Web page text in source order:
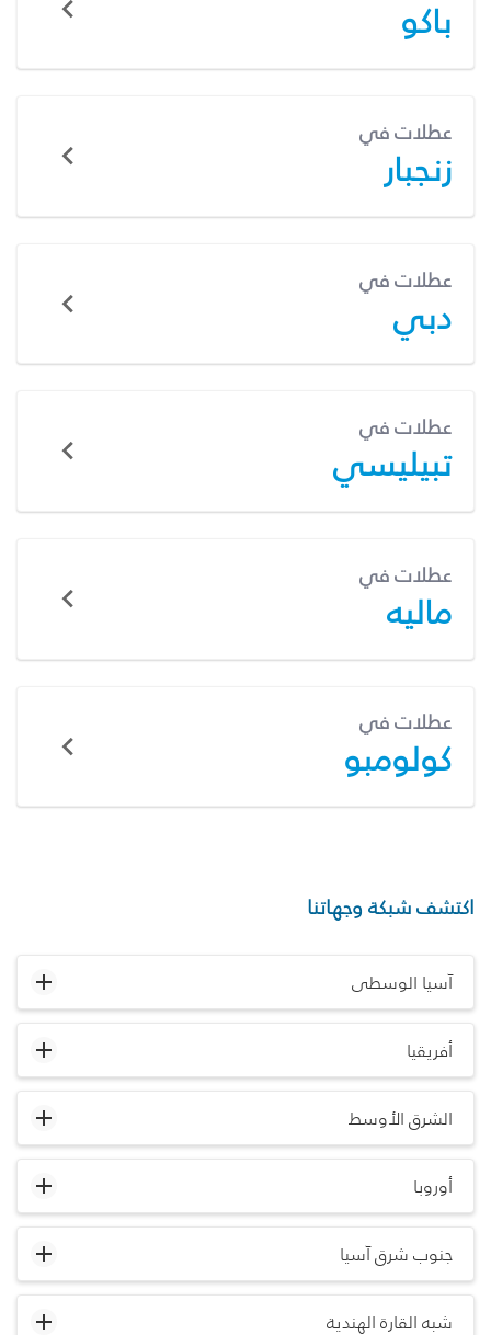
باكو
عطلات في
زنجبار
عطلات في
دبي
عطلات في
تبيليسي
عطلات في
ماليه
عطلات في
كولومبو
اكتشف شبكة وجهاتنا
آسيا الوسطى
أفريقيا
الشرق الأوسط
أوروبا
جنوب شرق آسيا
شبه القارة الهندية